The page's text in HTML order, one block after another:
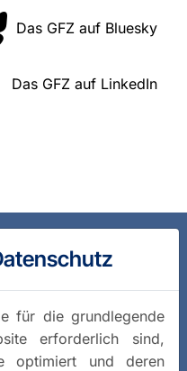
Das GFZ auf Bluesky
Das GFZ auf LinkedIn
für die grundlegende
erforderlich sind,
optimiert und deren